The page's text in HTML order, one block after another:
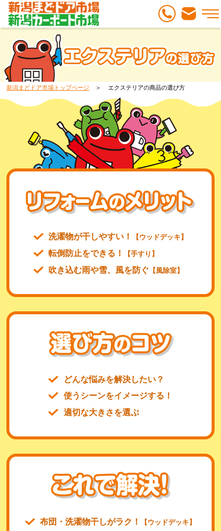
新潟まどドア市場トップページ エクステリアの商品の選び方
洗濯物が干しやすい！ 【ウッドデッキ】
転倒防止をできる！ 【手すり】
吹き込む雨や雪、風を防ぐ 【風除室】
どんな悩みを解決したい？
使うシーンをイメージする！
適切な大きさを選ぶ
布団・洗濯物干しがラク！ 【ウッドデッキ】